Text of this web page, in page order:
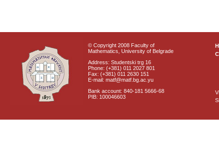
© Copyright 2008 Faculty of
Mathematics, University of Belgrade
Address: Studentski trg 16
Phone: (+381) 011 2027 801
Fax: (+381) 011 2630 151
E-mail: matf@matf.bg.ac.yu
Bank account: 840-181 5666-68
PIB: 100046603